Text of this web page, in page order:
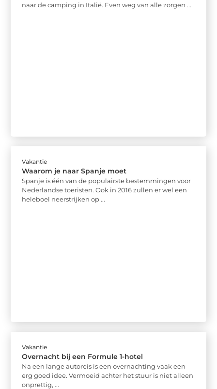
naar de camping in Italië. Even weg van alle zorgen ...
Vakantie
Waarom je naar Spanje moet
Spanje is één van de populairste bestemmingen voor
Nederlandse toeristen. Ook in 2016 zullen er wel een
heleboel neerstrijken op ...
Vakantie
Overnacht bij een Formule 1-hotel
Na een lange autoreis is een overnachting vaak een
erg goed idee. Vermoeid achter het stuur is niet alleen
onprettig, ...